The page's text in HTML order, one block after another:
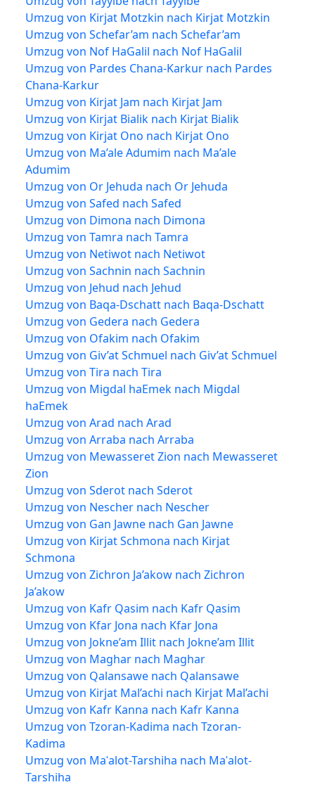
Umzug von Kirjat Motzkin nach Kirjat Motzkin
Umzug von Schefar’am nach Schefar’am
Umzug von Nof HaGalil nach Nof HaGalil
Umzug von Pardes Chana-Karkur nach Pardes
Chana-Karkur
Umzug von Kirjat Jam nach Kirjat Jam
Umzug von Kirjat Bialik nach Kirjat Bialik
Umzug von Kirjat Ono nach Kirjat Ono
Umzug von Ma’ale Adumim nach Ma’ale
Adumim
Umzug von Or Jehuda nach Or Jehuda
Umzug von Safed nach Safed
Umzug von Dimona nach Dimona
Umzug von Tamra nach Tamra
Umzug von Netiwot nach Netiwot
Umzug von Sachnin nach Sachnin
Umzug von Jehud nach Jehud
Umzug von Baqa-Dschatt nach Baqa-Dschatt
Umzug von Gedera nach Gedera
Umzug von Ofakim nach Ofakim
Umzug von Giv’at Schmuel nach Giv’at Schmuel
Umzug von Tira nach Tira
Umzug von Migdal haEmek nach Migdal
haEmek
Umzug von Arad nach Arad
Umzug von Arraba nach Arraba
Umzug von Mewasseret Zion nach Mewasseret
Zion
Umzug von Sderot nach Sderot
Umzug von Nescher nach Nescher
Umzug von Gan Jawne nach Gan Jawne
Umzug von Kirjat Schmona nach Kirjat
Schmona
Umzug von Zichron Ja’akow nach Zichron
Ja’akow
Umzug von Kafr Qasim nach Kafr Qasim
Umzug von Kfar Jona nach Kfar Jona
Umzug von Jokne’am Illit nach Jokne’am Illit
Umzug von Maghar nach Maghar
Umzug von Qalansawe nach Qalansawe
Umzug von Kirjat Mal’achi nach Kirjat Mal’achi
Umzug von Kafr Kanna nach Kafr Kanna
Umzug von Tzoran-Kadima nach Tzoran-
Kadima
Umzug von Maʿalot-Tarshiha nach Maʿalot-
Tarshiha